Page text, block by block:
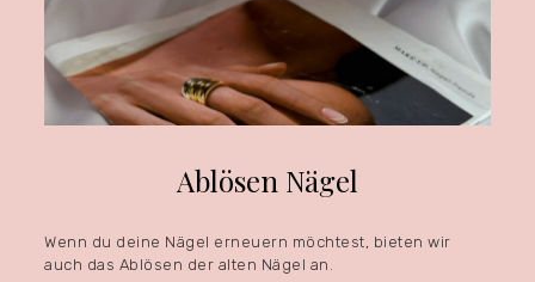
Ablösen Nägel
Wenn du deine Nägel erneuern möchtest, bieten wir
auch das Ablösen der alten Nägel an.